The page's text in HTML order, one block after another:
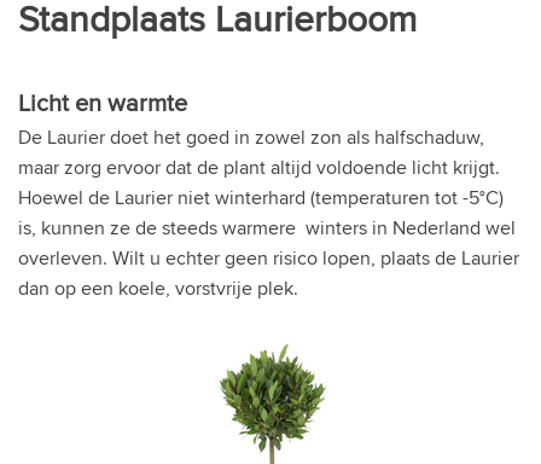
Standplaats Laurierboom
Licht en warmte
De Laurier doet het goed in zowel zon als halfschaduw,
maar zorg ervoor dat de plant altijd voldoende licht krijgt.
Hoewel de Laurier niet winterhard (temperaturen tot -5°C)
is, kunnen ze de steeds warmere winters in Nederland wel
overleven. Wilt u echter geen risico lopen, plaats de Laurier
dan op een koele, vorstvrije plek.